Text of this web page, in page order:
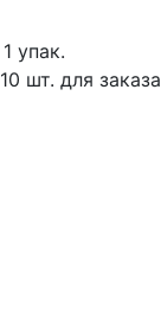
1 упак.
10 шт. для заказа